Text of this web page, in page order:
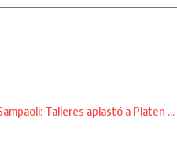
Talleres aplastó a Platen ...